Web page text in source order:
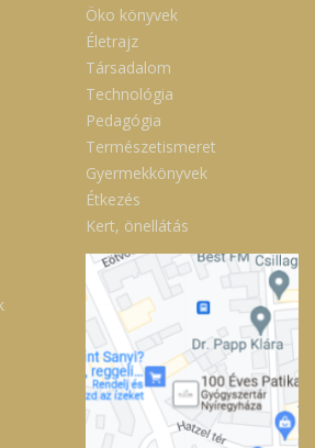
Öko könyvek
Életrajz
Társadalom
Technológia
Pedagógia
Természetismeret
Gyermekkönyvek
Étkezés
Kert, önellátás